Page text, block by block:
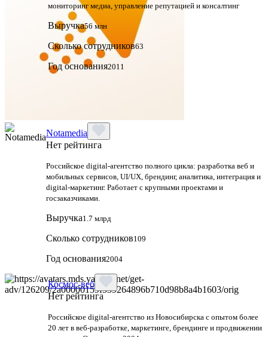
мониторинг медиа, управление репутацией и консалтинг
Выручка56 млн
Сколько сотрудников63
Год основания2011
Notamedia
Нет рейтинга
Российское digital-агентство полного цикла: разработка веб и
мобильных сервисов, UI/UX, брендинг, аналитика, интеграция и
digital-маркетинг. Работает с крупными проектами и
госзаказчиками.
Выручка1.7 млрд
Сколько сотрудников109
Год основания2004
Космос-веб
Нет рейтинга
Российское digital-агентство из Новосибирска с опытом более
20 лет в веб-разработке, маркетинге, брендинге и продвижении